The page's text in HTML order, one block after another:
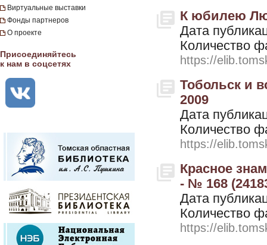
Виртуальные выставки
Фонды партнеров
О проекте
Присоединяйтесь
к нам в соцсетях
К юбилею
Дата
Количество
https://
Тобольск и
2009
Дата
Количество
https://
Красное
- № 168
Дата
Количество
https://